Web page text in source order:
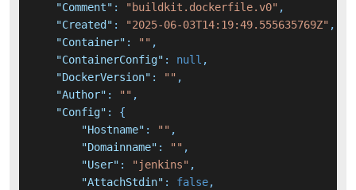
"Comment" : "buildkit.dockerfile.v0" ,
"Created" : "2025-06-03T14:19:49.555635769Z" ,
"Container" : "" ,
"ContainerConfig" : null ,
"DockerVersion" : "" ,
"Author" : "" ,
"Config" :
{
"Hostname" : "" ,
"Domainname" : "" ,
"User" : "jenkins" ,
"AttachStdin" : false,